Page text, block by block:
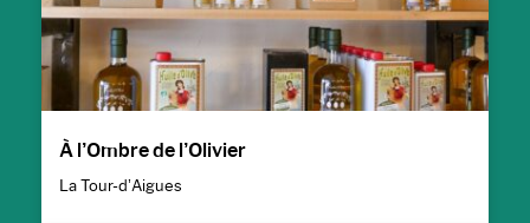
À l’Ombre de l’Olivier
La Tour-d’Aigues